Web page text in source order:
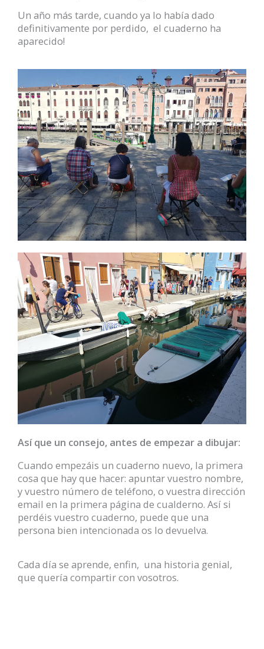
Un año más tarde, cuando ya lo había dado
definitivamente por perdido, el cuaderno ha
aparecido!
Así que un consejo, antes de empezar a dibujar:
Cuando empezáis un cuaderno nuevo, la primera
cosa que hay que hacer: apuntar vuestro nombre,
y vuestro número de teléfono, o vuestra dirección
email en la primera página de cualderno. Así si
perdéis vuestro cuaderno, puede que una
persona bien intencionada os lo devuelva.
Cada día se aprende, enfin, una historia genial,
que quería compartir con vosotros.